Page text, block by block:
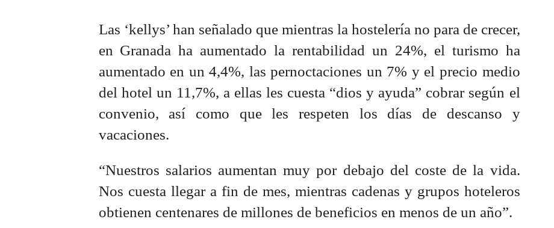
Las ‘kellys’ han señalado que mientras la hostelería no para de crecer,
en Granada ha aumentado la rentabilidad un 24%, el turismo ha
aumentado en un 4,4%, las pernoctaciones un 7% y el precio medio
del hotel un 11,7%, a ellas les cuesta “dios y ayuda” cobrar según el
convenio, así como que les respeten los días de descanso y
vacaciones.
“Nuestros salarios aumentan muy por debajo del coste de la vida.
Nos cuesta llegar a fin de mes, mientras cadenas y grupos hoteleros
obtienen centenares de millones de beneficios en menos de un año”.